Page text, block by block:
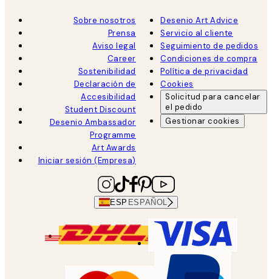
Sobre nosotros
Prensa
Aviso legal
Career
Sostenibilidad
Declaración de
Accesibilidad
Student Discount
Desenio Ambassador
Programme
Art Awards
Iniciar sesión (Empresa)
Desenio Art Advice
Servicio al cliente
Seguimiento de pedidos
Condiciones de compra
Política de privacidad
Cookies
Solicitud para cancelar
el pedido
Gestionar cookies
ESP ESPAÑOL